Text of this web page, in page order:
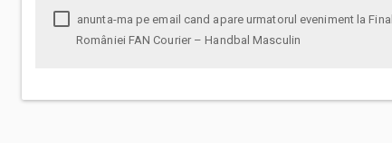
României FAN Courier – Handbal Masculin